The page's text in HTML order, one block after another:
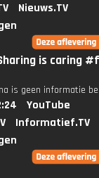
Nieuws.TV
is caring
is geen informatie
YouTube
Informatief.TV